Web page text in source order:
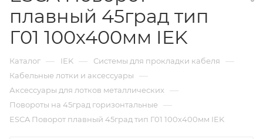
плавный 45град тип
Г01 100х400мм IEK
Каталог — IEK — Системы для прокладки кабеля —
Кабельные лотки и аксессуары —
Аксессуары для лотков металлических —
Повороты на 45град горизонтальные —
ESCA Поворот плавный 45град тип Г01 100х400мм IEK